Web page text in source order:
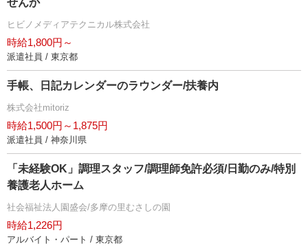
せんか
ヒビノメディアテクニカル株式会社
時給1,800円～
派遣社員 / 東京都
手帳、日記カレンダーのラウンダー/扶養内
株式会社mitoriz
時給1,500円～1,875円
派遣社員 / 神奈川県
「未経験OK」調理スタッフ/調理師免許必須/日勤のみ/特別
養護老人ホーム
社会福祉法人園盛会/多摩の里むさしの園
時給1,226円
アルバイト・パート / 東京都